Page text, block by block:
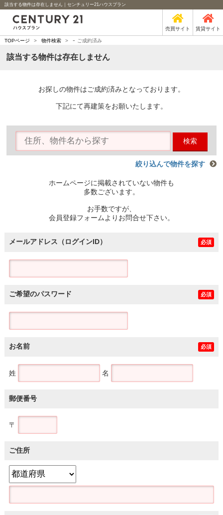
該当する物件は存在しません｜センチュリー21ハウスプラン
売買サイト 賃貸サイト
TOPページ > 物件検索 > - ご成約済み
該当する物件は存在しません
お探しの物件はご成約済みとなっております。
下記にて再建策をお願いたします。
検索
絞り込んで物件を探す
ホームページに掲載されていない物件も
多数ございます。
お手数ですが、
会員登録フォームよりお問合せ下さい。
メールアドレス（ログインID） 必須
ご希望のパスワード 必須
お名前 必須
姓 名
郵便番号
〒
ご住所